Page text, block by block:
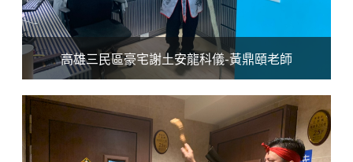
高雄三民區豪宅謝土安龍科儀-黃鼎頤老師